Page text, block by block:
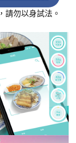
請勿以身試法。